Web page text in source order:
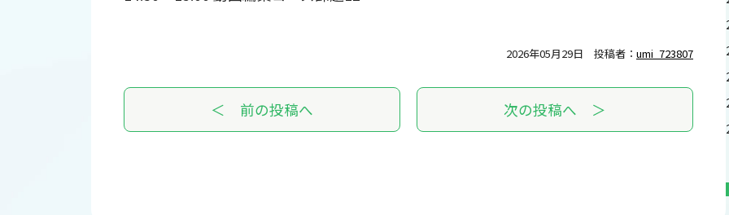
2026年05月29日 投稿者： umi_723807
＜ 前の投稿へ 次の投稿へ ＞